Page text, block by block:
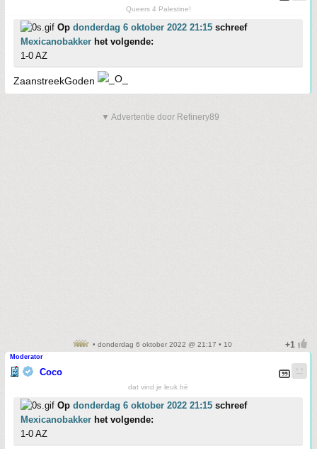
Queers 4 Palestine!
Op donderdag 6 oktober 2022 21:15 schreef
Mexicanobakker het volgende:
1-0 AZ
ZaanstreekGoden
▼ Advertentie door Refinery89
• donderdag 6 oktober 2022 @ 21:17 • 10
Moderator
Coco
dat vind je leuk hè
Op donderdag 6 oktober 2022 21:15 schreef
Mexicanobakker het volgende:
1-0 AZ